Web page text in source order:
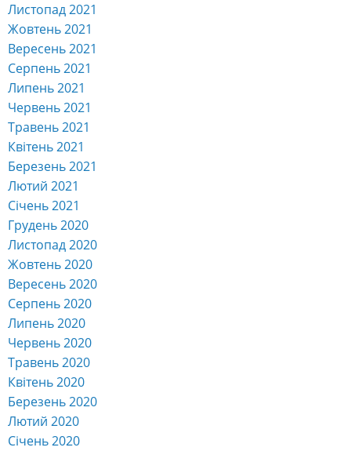
Листопад 2021
Жовтень 2021
Вересень 2021
Серпень 2021
Липень 2021
Червень 2021
Травень 2021
Квітень 2021
Березень 2021
Лютий 2021
Січень 2021
Грудень 2020
Листопад 2020
Жовтень 2020
Вересень 2020
Серпень 2020
Липень 2020
Червень 2020
Травень 2020
Квітень 2020
Березень 2020
Лютий 2020
Січень 2020